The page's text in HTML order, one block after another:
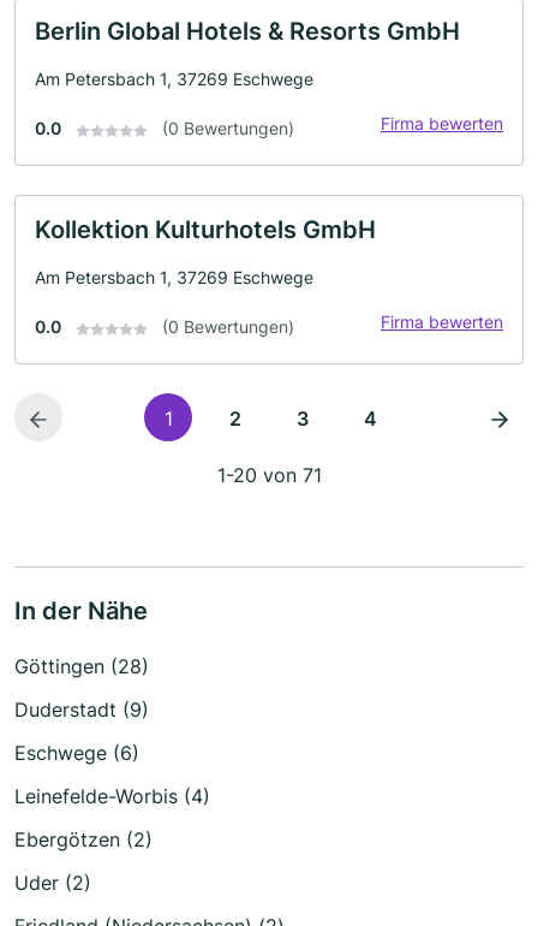
Berlin Global Hotels & Resorts GmbH
Am Petersbach 1, 37269 Eschwege
0.0 (0 Bewertungen) Firma bewerten
Kollektion Kulturhotels GmbH
Am Petersbach 1, 37269 Eschwege
0.0 (0 Bewertungen) Firma bewerten
1 2 3 4
1-20 von 71
In der Nähe
Göttingen (28)
Duderstadt (9)
Eschwege (6)
Leinefelde-Worbis (4)
Ebergötzen (2)
Uder (2)